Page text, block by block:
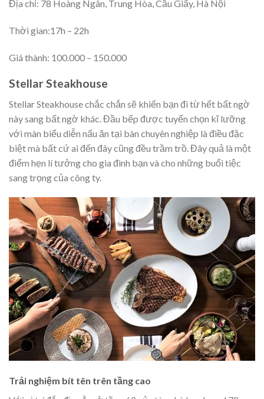
Địa chỉ: 78 Hoàng Ngân, Trung Hòa, Cầu Giấy, Hà Nội
Thời gian:17h – 22h
Giá thành: 100.000 – 150.000
Stellar Steakhouse
Stellar Steakhouse chắc chắn sẽ khiến bạn đi từ hết bất ngờ
này sang bất ngờ khác. Đầu bếp được tuyển chọn kĩ lưỡng
với màn biểu diễn nấu ăn tại bàn chuyên nghiệp là điều đặc
biệt mà bất cứ ai đến đây cũng đều trầm trồ. Đây quả là một
điểm hẹn lí tưởng cho gia đình bạn và cho những buổi tiệc
sang trọng của công ty.
Trải nghiệm bít tên trên tầng cao